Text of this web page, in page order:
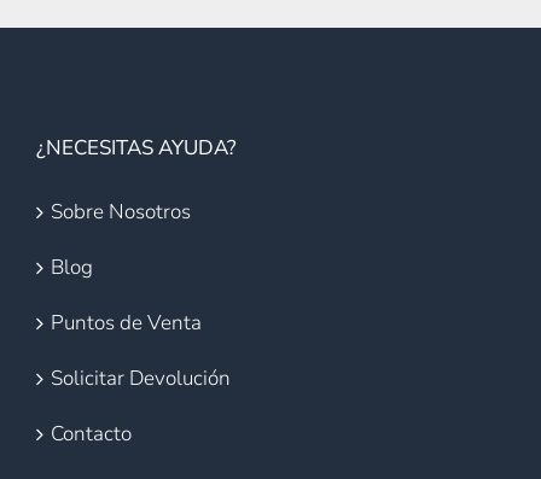
¿NECESITAS AYUDA?
Sobre Nosotros
Blog
Puntos de Venta
Solicitar Devolución
Contacto